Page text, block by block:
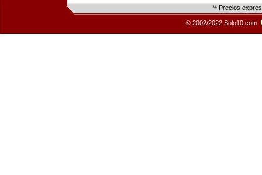
** Precios
© 2002/2022 Solo10.com